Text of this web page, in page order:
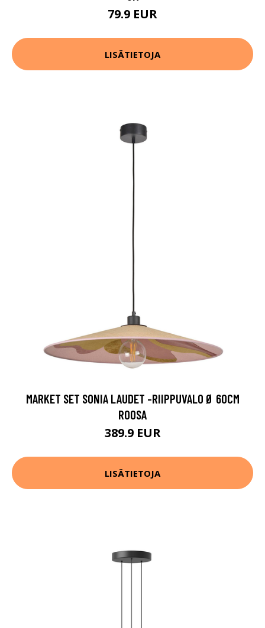
79.9 EUR
LISÄTIETOJA
MARKET SET SONIA LAUDET -RIIPPUVALO Ø 60CM
ROOSA
389.9 EUR
LISÄTIETOJA